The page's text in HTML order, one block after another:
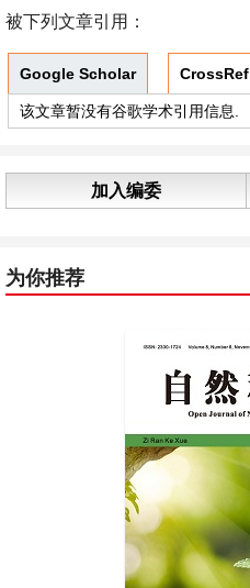
被下列文章引用：
Google Scholar CrossRef
该文章暂没有谷歌学术引用信息.
加入编委
为你推荐